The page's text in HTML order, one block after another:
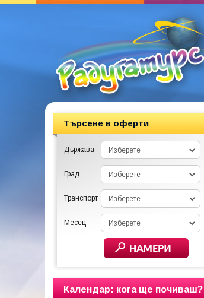
Търсене в оферти
Държава
Град
Транспорт
Месец
Календар: кога ще почиваш?